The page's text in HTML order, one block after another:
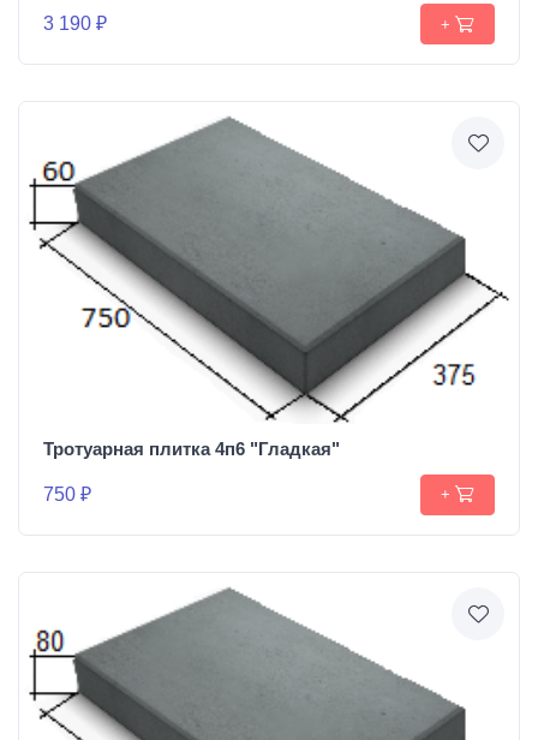
3 190 ₽ +
Тротуарная плитка 4п6 "Гладкая"
750 ₽ +